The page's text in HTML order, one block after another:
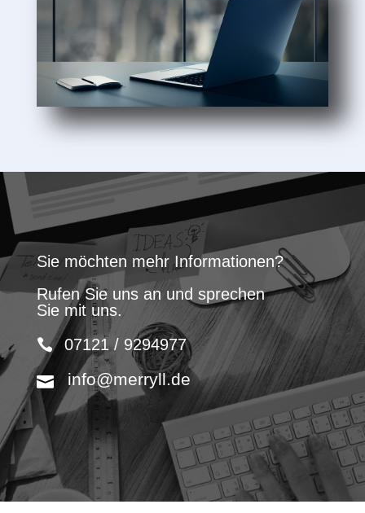
Sie möchten mehr Informationen?
Rufen Sie uns an und sprechen
Sie mit uns.
07121 / 9294977
info@merryll.de